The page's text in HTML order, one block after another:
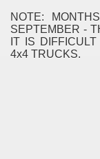
NOTE:
SEPTEMBER -
IT IS
4x4 TRUCKS.